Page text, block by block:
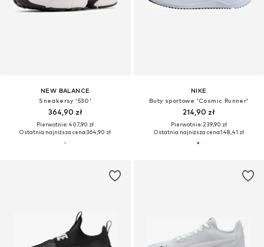
NEW BALANCE
Sneakersy '530'
364,90 zł
Pierwotnie: 407,90 zł
Ostatnia najniższa cena:364,90 zł
NIKE
Buty sportowe 'Cosmic Runner'
214,90 zł
Pierwotnie: 239,90 zł
Ostatnia najniższa cena:148,41 zł